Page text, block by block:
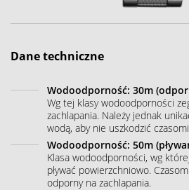
Dane techniczne
Wodoodporność: 30m
Wg tej klasy wodoodporności
zachlapania. Należy jednak
wodą, aby nie uszkodzić
Wodoodporność: 50m
Klasa wodoodporności, wg
pływać powierzchniowo.
odporny na zachlapania.